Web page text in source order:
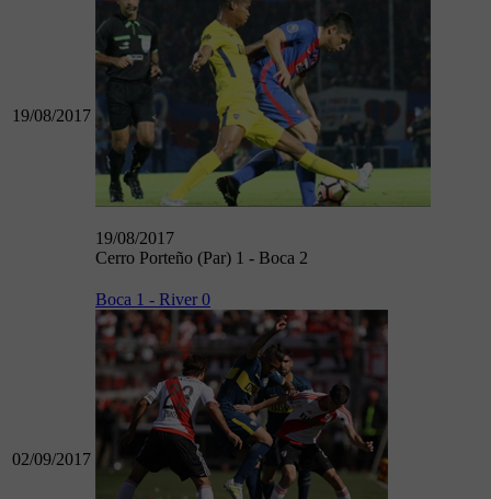
19/08/2017
19/08/2017
Cerro Porteño (Par) 1 - Boca 2
02/09/2017
Boca 1 - River 0